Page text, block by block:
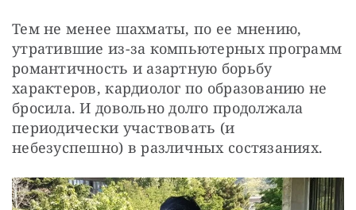
Тем не менее шахматы, по ее мнению,
утратившие из-за компьютерных программ
романтичность и азартную борьбу
характеров, кардиолог по образованию не
бросила. И довольно долго продолжала
периодически участвовать (и
небезуспешно) в различных состязаниях.